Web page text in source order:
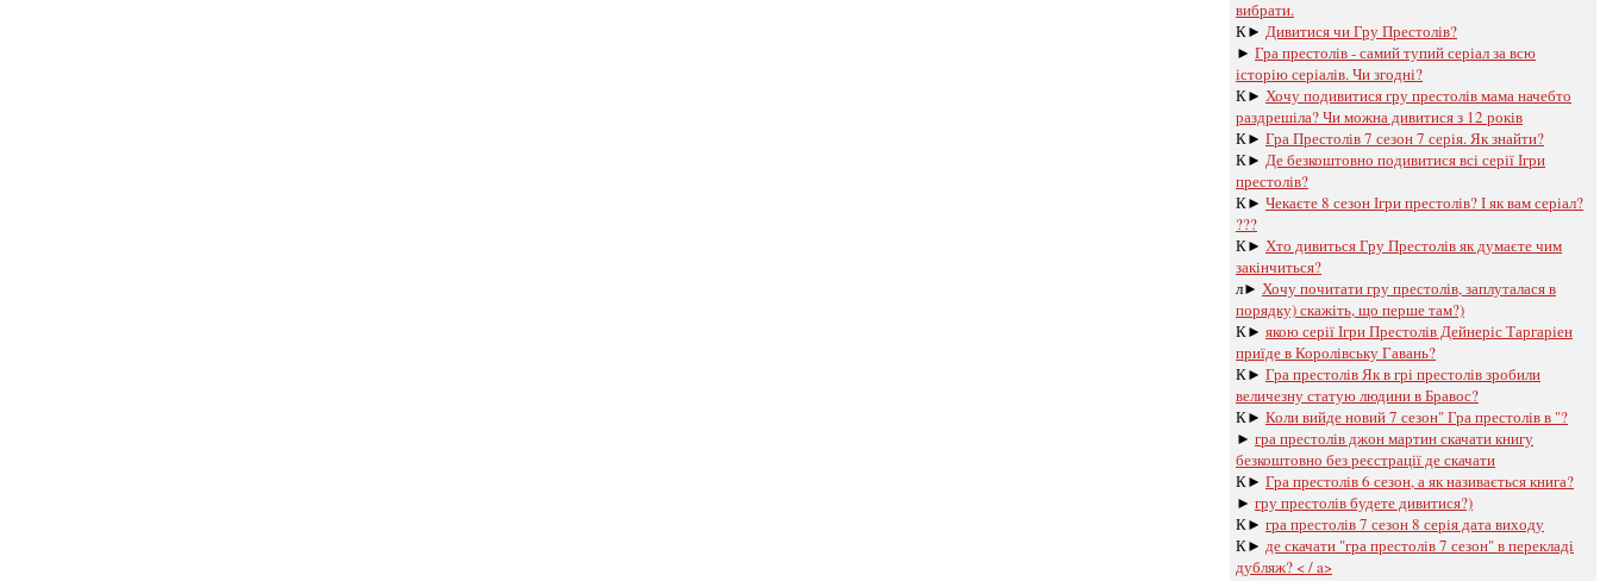
вибрати.
К►Дивитися чи Гру Престолів?
►Гра престолів - самий тупий серіал за всю
історію серіалів. Чи згодні?
К►Хочу подивитися гру престолів мама начебто
раздрешіла? Чи можна дивитися з 12 років
К►Гра Престолів 7 сезон 7 серія. Як знайти?
К►Де безкоштовно подивитися всі серії Ігри
престолів?
К►Чекаєте 8 сезон Ігри престолів? І як вам серіал?
???
К►Хто дивиться Гру Престолів як думаєте чим
закінчиться?
л►Хочу почитати гру престолів, заплуталася в
порядку) скажіть, що перше там?)
К►якою серії Ігри Престолів Дейнеріс Таргаріен
приїде в Королівську Гавань?
К►Гра престолів Як в грі престолів зробили
величезну статую людини в Бравос?
К►Коли вийде новий 7 сезон" Гра престолів в "?
►гра престолів джон мартин скачати книгу
безкоштовно без реєстрації де скачати
К►Гра престолів 6 сезон, а як називається книга?
►гру престолів будете дивитися?)
К►гра престолів 7 сезон 8 серія дата виходу
К►де скачати "гра престолів 7 сезон" в перекладі
дубляж? < / a>